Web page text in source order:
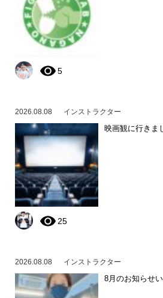
5
2026.08.08 インストラクター
映画観に行きま
25
2026.08.08 インストラクター
8月のお知らせ